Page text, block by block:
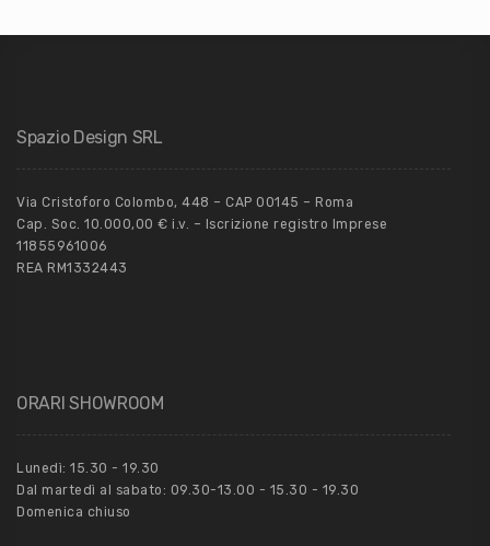
Spazio Design SRL
Via Cristoforo Colombo, 448 – CAP 00145 – Roma
Cap. Soc. 10.000,00 € i.v. – Iscrizione registro Imprese
11855961006
REA RM1332443
ORARI SHOWROOM
Lunedì: 15.30 - 19.30
Dal martedì al sabato: 09.30-13.00 - 15.30 - 19.30
Domenica chiuso